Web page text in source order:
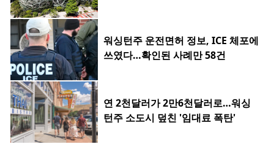
워싱턴주 운전면허 정보, ICE 체포에
쓰였다…확인된 사례만 58건
연 2천달러가 2만6천달러로…워싱
턴주 소도시 덮친 '임대료 폭탄'